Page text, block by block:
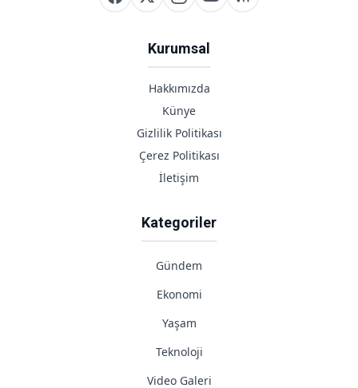
Kurumsal
Hakkımızda
Künye
Gizlilik Politikası
Çerez Politikası
İletişim
Kategoriler
Gündem
Ekonomi
Yaşam
Teknoloji
Video Galeri